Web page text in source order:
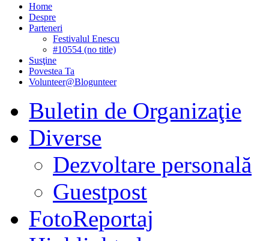
Home
Despre
Parteneri
Festivalul Enescu
#10554 (no title)
Susţine
Povestea Ta
Volunteer@Blogunteer
Buletin de Organizaţie
Diverse
Dezvoltare personală
Guestpost
FotoReportaj